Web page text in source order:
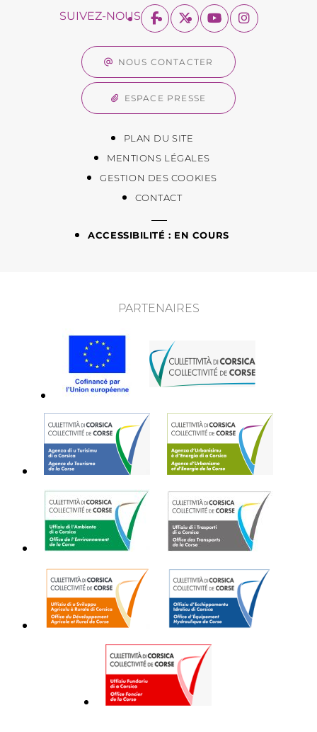
SUIVEZ-NOUS
NOUS CONTACTER
ESPACE PRESSE
PLAN DU SITE
MENTIONS LÉGALES
GESTION DES COOKIES
CONTACT
ACCESSIBILITÉ : EN COURS
PARTENAIRES